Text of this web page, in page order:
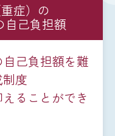
症）の
自己負担額
己負担額を難
度
えることができ